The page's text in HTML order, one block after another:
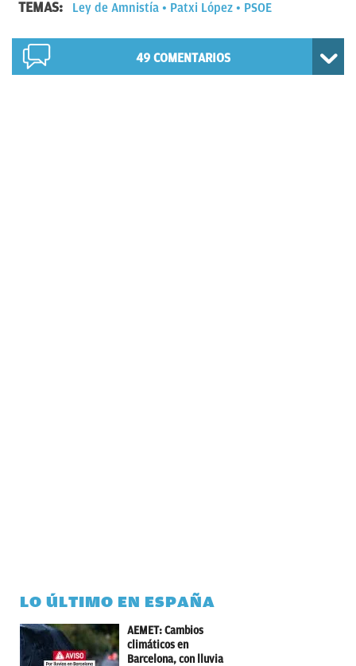
TEMAS: Ley de Amnistía Patxi López PSOE
49 COMENTARIOS
LO ÚLTIMO EN ESPAÑA
AEMET: Cambios
climáticos en
Barcelona, con lluvia